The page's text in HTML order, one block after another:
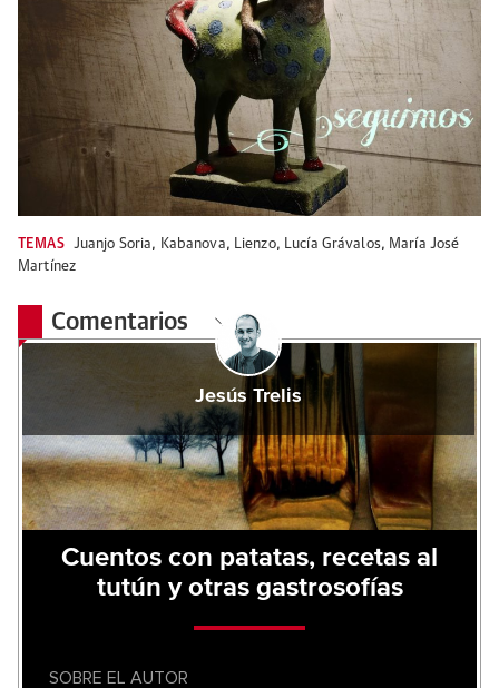
TEMAS Juanjo Soria, Kabanova, Lienzo, Lucía Grávalos, María José
Martínez
Comentarios
Jesús Trelis
Cuentos con patatas, recetas al
tutún y otras gastrosofías
SOBRE EL AUTOR